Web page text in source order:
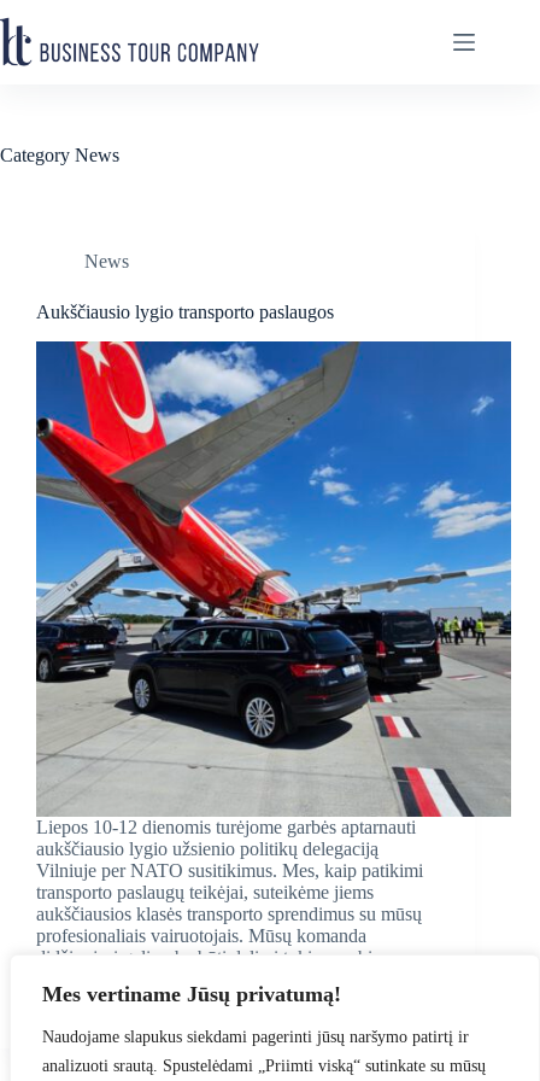
Mes vertiname Jūsų privatumą!
Naudojame slapukus siekdami pagerinti jūsų naršymo patirtį ir
analizuoti srautą. Spustelėdami „Priimti viską“ sutinkate su mūsų
content
Category News
News
Aukščiausio lygio transporto paslaugos
Liepos 10-12 dienomis turėjome garbės aptarnauti
aukščiausio lygio užsienio politikų delegaciją
Vilniuje per NATO susitikimus. Mes, kaip patikimi
transporto paslaugų teikėjai, suteikėme jiems
aukščiausios klasės transporto sprendimus su mūsų
profesionaliais vairuotojais. Mūsų komanda
didžiuojasi galimybe būti dalimi tokių svarbių
Tomas
August 18, 2023